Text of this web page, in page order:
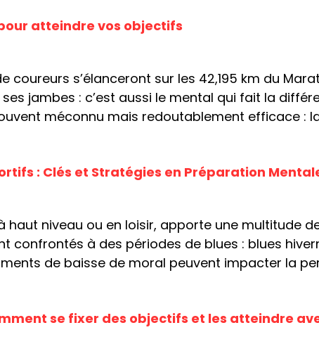
atteindre vos objectifs
coureurs s’élanceront sur les 42,195 km du
jambes : c’est aussi le mental qui fait la
méconnu mais redoutablement efficace :
: Clés et Stratégies en Préparation
haut niveau ou en loisir, apporte une multitude
confrontés à des périodes de blues : blues
de baisse de moral peuvent impacter la
se fixer des objectifs et les atteindre